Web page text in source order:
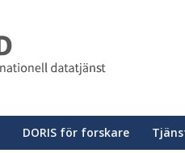
DORIS för forskare